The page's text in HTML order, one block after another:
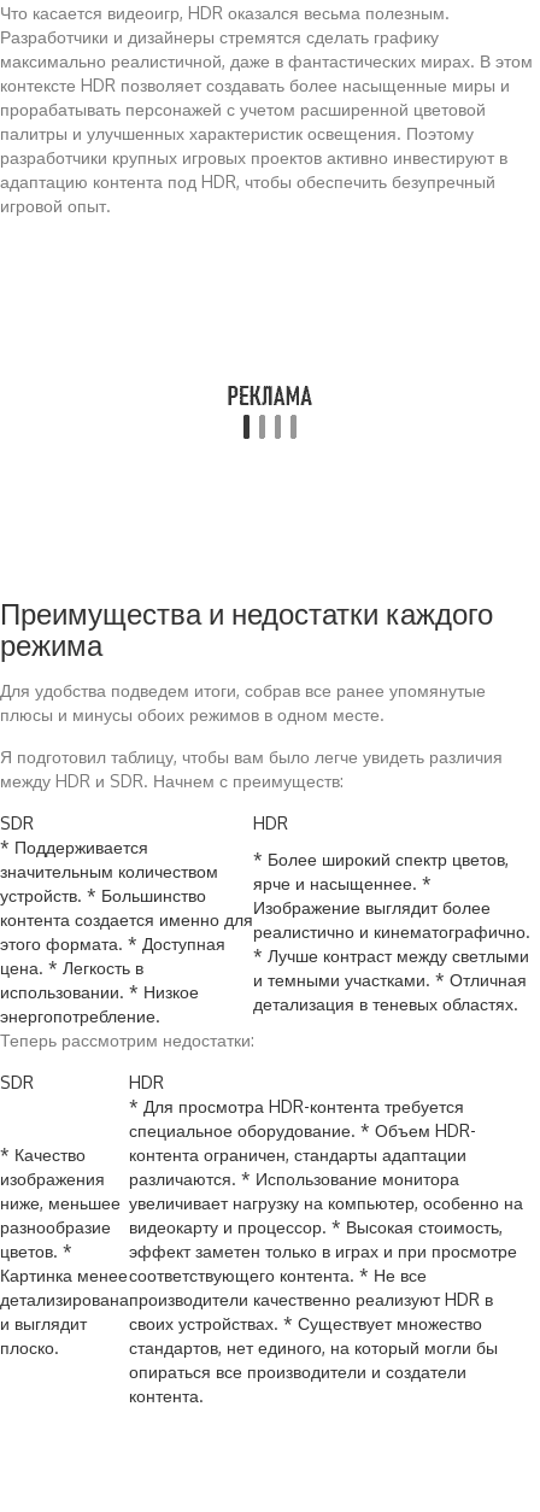
Что касается видеоигр, HDR оказался весьма полезным.
Разработчики и дизайнеры стремятся сделать графику
максимально реалистичной, даже в фантастических мирах. В этом
контексте HDR позволяет создавать более насыщенные миры и
прорабатывать персонажей с учетом расширенной цветовой
палитры и улучшенных характеристик освещения. Поэтому
разработчики крупных игровых проектов активно инвестируют в
адаптацию контента под HDR, чтобы обеспечить безупречный
игровой опыт.
Преимущества и недостатки каждого
режима
Для удобства подведем итоги, собрав все ранее упомянутые
плюсы и минусы обоих режимов в одном месте.
Я подготовил таблицу, чтобы вам было легче увидеть различия
между HDR и SDR. Начнем с преимуществ:
SDR
HDR
* Поддерживается
значительным количеством
устройств. * Большинство
контента создается именно для
этого формата. * Доступная
цена. * Легкость в
использовании. * Низкое
энергопотребление.
* Более широкий спектр цветов,
ярче и насыщеннее. *
Изображение выглядит более
реалистично и кинематографично.
* Лучше контраст между светлыми
и темными участками. * Отличная
детализация в теневых областях.
Теперь рассмотрим недостатки:
SDR HDR
* Качество
изображения
ниже, меньшее
разнообразие
цветов. *
Картинка менее
детализирована
и выглядит
плоско.
* Для просмотра HDR-контента требуется
специальное оборудование. * Объем HDR-
контента ограничен, стандарты адаптации
различаются. * Использование монитора
увеличивает нагрузку на компьютер, особенно на
видеокарту и процессор. * Высокая стоимость,
эффект заметен только в играх и при просмотре
соответствующего контента. * Не все
производители качественно реализуют HDR в
своих устройствах. * Существует множество
стандартов, нет единого, на который могли бы
опираться все производители и создатели
контента.